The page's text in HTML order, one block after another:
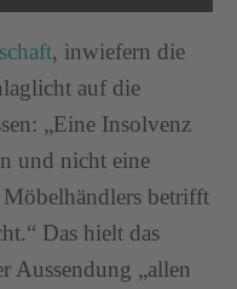
, inwiefern die
auf die
„Eine Insolvenz
und nicht eine
betrifft
Das hielt das
Aussendung „allen